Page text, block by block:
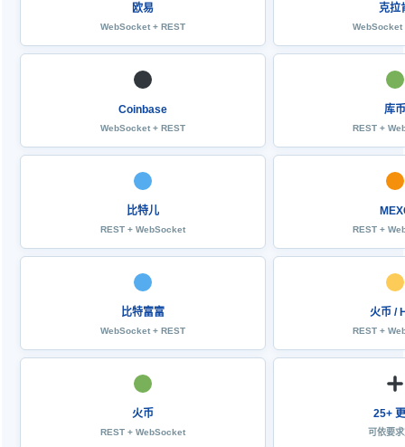
欧易
WebSocket + REST
克拉
WebSocket
Coinbase
WebSocket + REST
库
REST +
比特儿
REST + WebSocket REST +
比特富富
WebSocket + REST
火币 /
REST +
火币
REST + WebSocket
25+
可依要